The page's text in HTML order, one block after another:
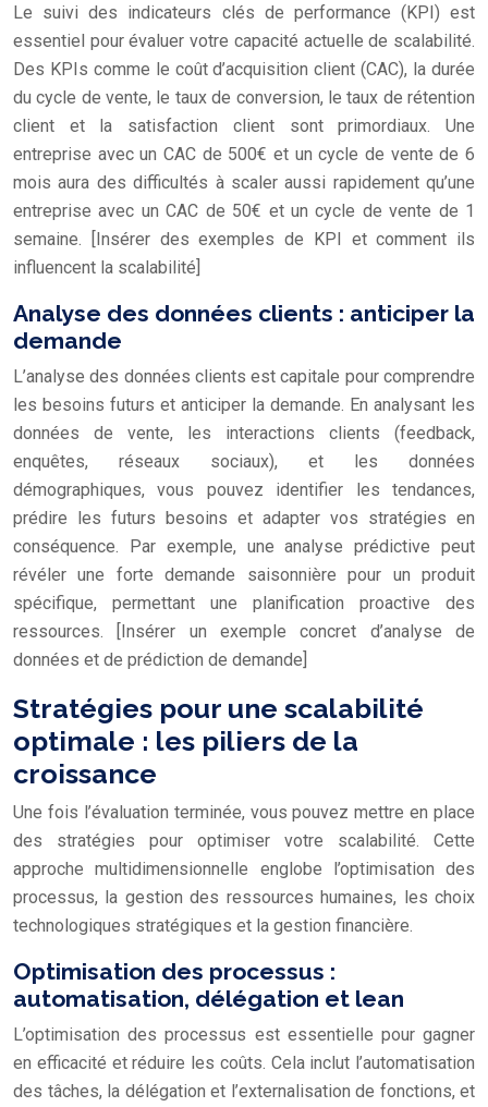
Le suivi des indicateurs clés de performance (KPI) est
essentiel pour évaluer votre capacité actuelle de scalabilité.
Des KPIs comme le coût d’acquisition client (CAC), la durée
du cycle de vente, le taux de conversion, le taux de rétention
client et la satisfaction client sont primordiaux. Une
entreprise avec un CAC de 500€ et un cycle de vente de 6
mois aura des difficultés à scaler aussi rapidement qu’une
entreprise avec un CAC de 50€ et un cycle de vente de 1
semaine. [Insérer des exemples de KPI et comment ils
influencent la scalabilité]
Analyse des données clients : anticiper la
demande
L’analyse des données clients est capitale pour comprendre
les besoins futurs et anticiper la demande. En analysant les
données de vente, les interactions clients (feedback,
enquêtes, réseaux sociaux), et les données
démographiques, vous pouvez identifier les tendances,
prédire les futurs besoins et adapter vos stratégies en
conséquence. Par exemple, une analyse prédictive peut
révéler une forte demande saisonnière pour un produit
spécifique, permettant une planification proactive des
ressources. [Insérer un exemple concret d’analyse de
données et de prédiction de demande]
Stratégies pour une scalabilité
optimale : les piliers de la
croissance
Une fois l’évaluation terminée, vous pouvez mettre en place
des stratégies pour optimiser votre scalabilité. Cette
approche multidimensionnelle englobe l’optimisation des
processus, la gestion des ressources humaines, les choix
technologiques stratégiques et la gestion financière.
Optimisation des processus :
automatisation, délégation et lean
L’optimisation des processus est essentielle pour gagner
en efficacité et réduire les coûts. Cela inclut l’automatisation
des tâches, la délégation et l’externalisation de fonctions, et